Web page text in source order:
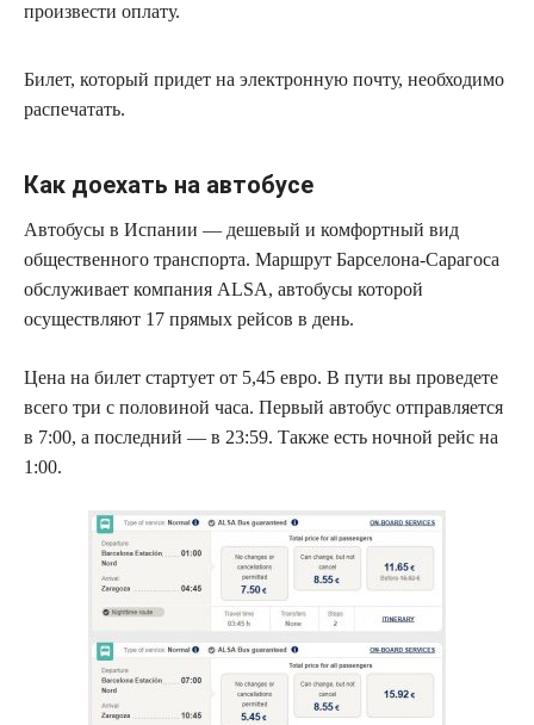
произвести оплату.
Билет, который придет на электронную почту, необходимо
распечатать.
Как доехать на автобусе
Автобусы в Испании — дешевый и комфортный вид
общественного транспорта. Маршрут Барселона-Сарагоса
обслуживает компания ALSA, автобусы которой
осуществляют 17 прямых рейсов в день.
Цена на билет стартует от 5,45 евро. В пути вы проведете
всего три с половиной часа. Первый автобус отправляется
в 7:00, а последний — в 23:59. Также есть ночной рейс на
1:00.